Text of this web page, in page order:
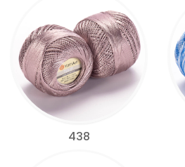
438